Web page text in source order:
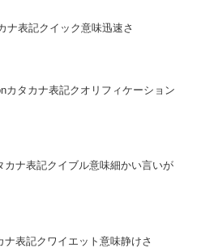
ナ表記クイック意味迅速さ
カタカナ表記クオリフィケーション
カナ表記クイブル意味細かい言いが
表記クワイエット意味静けさ